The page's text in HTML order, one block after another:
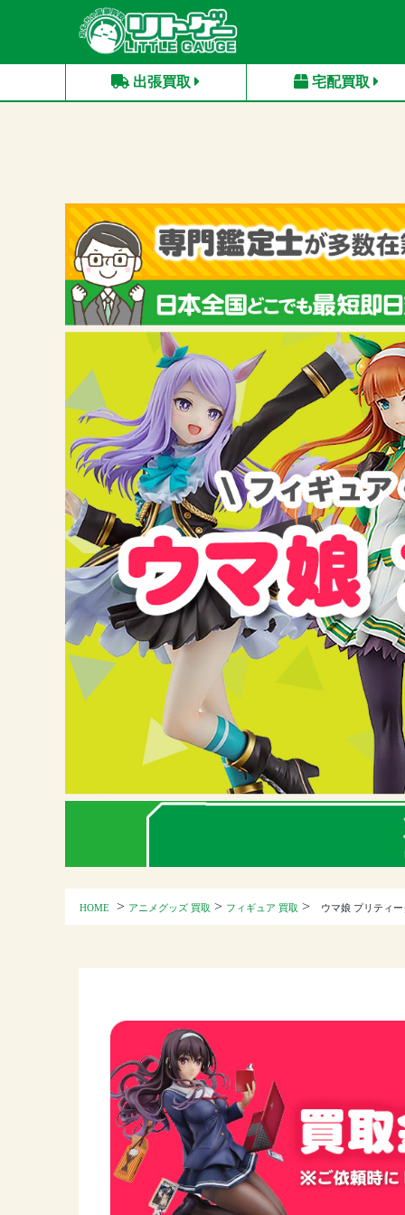
出張買取 宅配買取
HOME > アニメグッズ 買取 > フィギュア 買取 > ウマ娘 プリティ